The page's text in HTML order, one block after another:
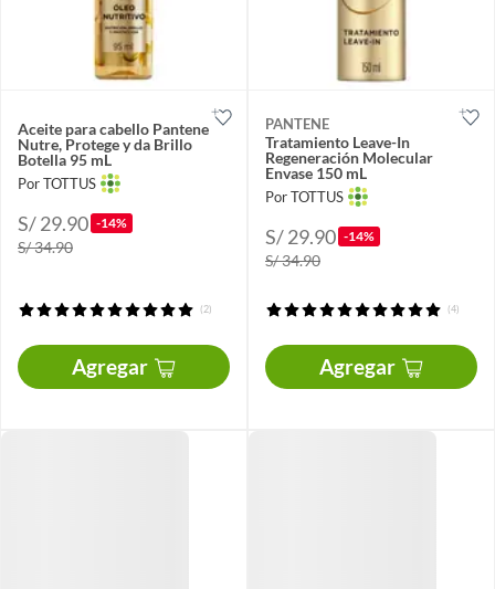
Aceite para cabello Pantene
Nutre, Protege y da Brillo
Botella 95 mL
Por TOTTUS
S/ 29.90 -14%
S/ 34.90
(2)
Agregar
PANTENE
Tratamiento Leave-In
Regeneración Molecular
Envase 150 mL
Por TOTTUS
S/ 29.90 -14%
S/ 34.90
(4)
Agregar